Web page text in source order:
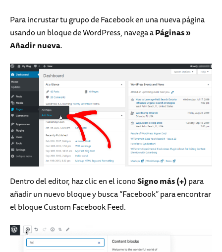
Para incrustar tu grupo de Facebook en una nueva página
usando un bloque de WordPress, navega aPáginas»
Añadir nueva.
Dentro del editor, haz clic en el iconoSigno más (+)para
añadir un nuevo bloque y busca “Facebook” para encontrar
el bloque Custom Facebook Feed.